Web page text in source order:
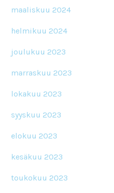
maaliskuu 2024
helmikuu 2024
joulukuu 2023
marraskuu 2023
lokakuu 2023
syyskuu 2023
elokuu 2023
kesäkuu 2023
toukokuu 2023